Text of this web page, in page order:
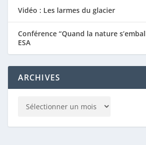
Vidéo : Les larmes du glacier
Conférence “Quand la nature
ESA
ARCHIVES